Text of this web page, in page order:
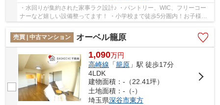
・水回りが集約された家事ラク設計♪ ・パントリー、WIC、フリーコー
ナーなど嬉しい設備整ってます！ ・小学校まで徒歩5分圏内！お子様の
売買 | 中古マンション
オーベル籠原
1,090万円
高崎線 「籠原」駅 徒歩17分
4LDK
建物面積：-（22.41坪）
土地面積：-（-）
埼玉県深谷市東方